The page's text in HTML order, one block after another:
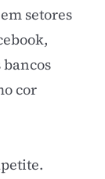
setores
cor